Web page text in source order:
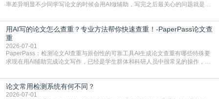
率差异明显不少同学写论文的时候会用AI做辅助，写完之后最关心的问题就是ai
实际情况和大家想的不太一样。AI训练依赖海量公开学术文献、网络内容，生成
内容本质是按照语义概率拼接已有内容，很容易和已发布的作品撞重复，甚至会
直接引用整段已有内容，所以查重率偏高是
用AI写的论文怎么查重？专业方法帮你快速查重！-PaperPass论文查
重
2026-07-01
PaperPass：检测论文AI查重与原创性的可靠工具AI生成论文查重有哪些特殊要
求现在用AI辅助完成论文写作，已经是学生群体和科研人员中很常见的操作，不
但很多人忽略了，AI生成的内容天生带有重复风险——训练AI的数据集本身就包
含大量已公开的学术内容、网络原创内容，AI输出内容时很容易无意识拼接出重
复片
论文常用检测系统有何不同？
2026-07-01